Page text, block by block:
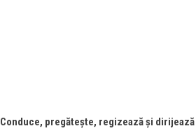
Conduce, pregătește, regizează și